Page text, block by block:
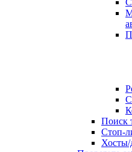
Поиск
Стоп-